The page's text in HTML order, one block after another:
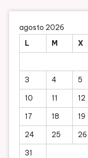
agosto 2026
L
M X
3
4 5
10
11 12
17
18 19
24
25 26
31